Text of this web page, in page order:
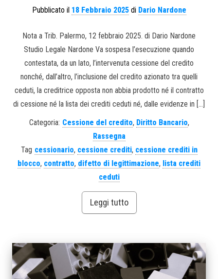
Pubblicato il 18 Febbraio 2025di Dario Nardone
Nota a Trib. Palermo, 12 febbraio 2025. di Dario Nardone
Studio Legale Nardone Va sospesa l’esecuzione quando
contestata, da un lato, l’intervenuta cessione del credito
nonché, dall’altro, l’inclusione del credito azionato tra quelli
ceduti, la creditrice opposta non abbia prodotto né il contratto
di cessione né la lista dei crediti ceduti né, dalle evidenze in […]
Categoria: Cessione del credito, Diritto Bancario,
Rassegna
Tag cessionario, cessione crediti, cessione crediti in
blocco, contratto, difetto di legittimazione, lista crediti
ceduti
Leggi tutto